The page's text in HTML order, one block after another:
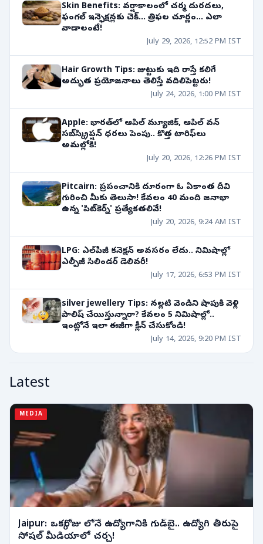
Skin Benefits: వర్షాకాలంలో చర్మ దురదలు,
ఫంగల్ ఇన్ఫెక్షన్లకు చెక్... త్రిఫల చూర్ణం... ఎలా
వాడాలంటే!
July 29, 2026, 12:52 PM IST
Hair Growth Tips: జుట్టుకు ఇది రాస్తే కలిగే
అద్భుత ప్రయోజనాలు తెలిస్తే వదిలిపెట్టరు!
July 24, 2026, 1:00 PM IST
Apple: భారత్‌లో ఆపిల్ మ్యూజిక్, ఆపిల్ వన్
సబ్‌స్క్రిప్షన్ ధరలు పెంపు.. కొత్త టారిఫ్‌లు
అమల్లోకి!
July 20, 2026, 12:26 PM IST
Pitcairn: ప్రపంచానికి దూరంగా ఓ ఏకాంత దీవి
గురించి మీకు తెలుసా! కేవలం 40 మంది జనాభా
ఉన్న 'పిట్‌కెర్న్' ప్రత్యేకతలివే!
July 20, 2026, 9:24 AM IST
LPG: ఎల్‌పీజీ కనెక్షన్ అవసరం లేదు.. నిమిషాల్లో
ఎల్పీజీ సిలిండర్ డెలివరీ!
July 17, 2026, 6:53 PM IST
silver jewellery Tips: నల్లటి వెండిని షాపుకి వెళ్లి
పాలిష్ చేయిస్తున్నారా? కేవలం 5 నిమిషాల్లో..
ఇంట్లోనే ఇలా ఈజీగా క్లీన్ చేసుకోండి!
July 14, 2026, 9:20 PM IST
Latest
MEDIA
Jaipur: ఒక్కరోజు లోనే ఉద్యోగానికి గుడ్‌బై.. ఉద్యోగి తీరుపై
సోషల్ మీడియాలో చర్చ!